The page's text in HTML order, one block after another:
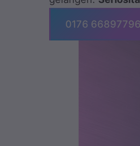
0176 66897796